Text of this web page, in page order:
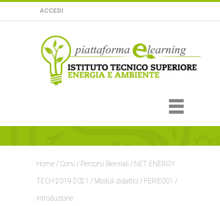
ACCEDI
Home / Corsi / Percorsi Biennali / NET ENERGY
TECH 2019-2021 / Moduli didattici / FERIE001 /
Introduzione